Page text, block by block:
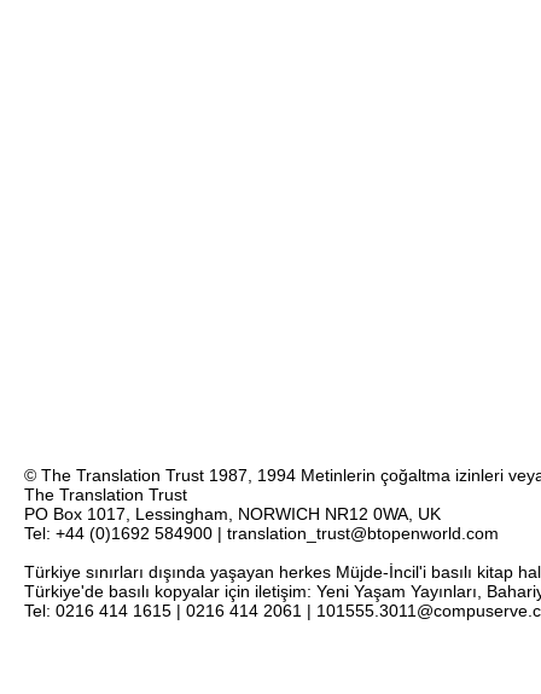
© The Translation Trust 1987, 1994 Metinlerin çoğaltma izinleri
The Translation Trust
PO Box 1017, Lessingham, NORWICH NR12 0WA, UK
Tel: +44 (0)1692 584900 | translation_trust@btopenworld.com
Türkiye sınırları dışında yaşayan herkes Müjde-İncil'i basılı
Türkiye'de basılı kopyalar için iletişim: Yeni Yaşam Yayınları,
Tel: 0216 414 1615 | 0216 414 2061 |